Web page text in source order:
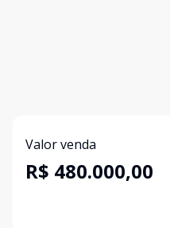
Valor venda
R$ 480.000,00